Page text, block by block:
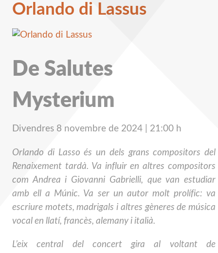
Orlando di Lassus
De Salutes
Mysterium
Divendres 8 novembre de 2024 | 21:00 h
Orlando di Lasso és un dels grans compositors del
Renaixement tardà. Va influir en altres compositors
com Andrea i Giovanni Gabrielli, que van estudiar
amb ell a Múnic. Va ser un autor molt prolífic: va
escriure motets, madrigals i altres gèneres de música
vocal en llatí, francès, alemany i italià.
L’eix central del concert gira al voltant de